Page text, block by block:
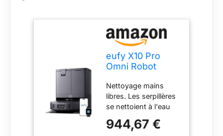
eufy X10 Pro
Omni Robot
serpillère, 8000
Pa, base tout-
en-un avec
auto-vidange,
auto-
Nettoyage mains
libres. Les serpillères
se nettoient à l'eau
rapidement avec de
944,67 €